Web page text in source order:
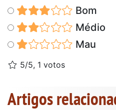
Bom
Médio
Mau
5/5, 1 votos
Artigos